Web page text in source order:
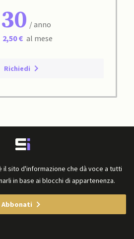
30 / anno
2,50 € al mese
Richiedi
il sito d'informazione che dà voce a tutti
in base ai blocchi di appartenenza.
Abbonati